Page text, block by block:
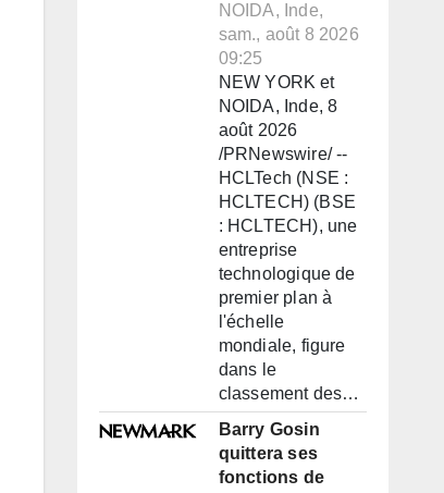
NOIDA, Inde,
sam., août 8 2026
09:25
NEW YORK et
NOIDA, Inde, 8
août 2026
/PRNewswire/ --
HCLTech (NSE :
HCLTECH) (BSE
: HCLTECH), une
entreprise
technologique de
premier plan à
l'échelle
mondiale, figure
dans le
classement des…
Barry Gosin
quittera ses
fonctions de